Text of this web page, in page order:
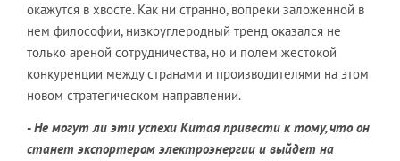
окажутся в хвосте. Как ни странно, вопреки заложенной в
нем философии, низкоуглеродный тренд оказался не
только ареной сотрудничества, но и полем жестокой
конкуренции между странами и производителями на этом
новом стратегическом направлении.
-Не могут ли эти успехи Китая привести к тому, что он
станет экспортером электроэнергии и выйдет на